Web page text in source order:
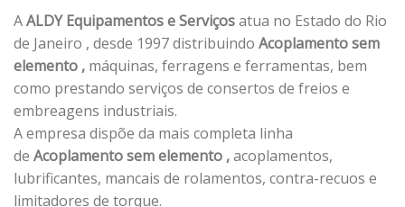
AALDY Equipamentos e Serviçosatua no Estado do Rio
de Janeiro , desde 1997 distribuindo Acoplamento sem
elemento , máquinas, ferragens e ferramentas, bem
como prestando serviços de consertos de freios e
embreagens industriais.
A empresa dispõe da mais completa linha
de Acoplamento sem elemento ,acoplamentos,
lubrificantes, mancais de rolamentos, contra-recuos e
limitadores de torque.